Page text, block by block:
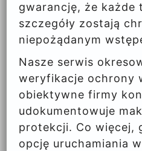
gwarancję, że każde
szczegóły zostają
niepożądanym
Nasze serwis
weryfikacje ochrony
obiektywne firmy
udokumentowuje
protekcji. Co więcej,
opcję uruchamiania